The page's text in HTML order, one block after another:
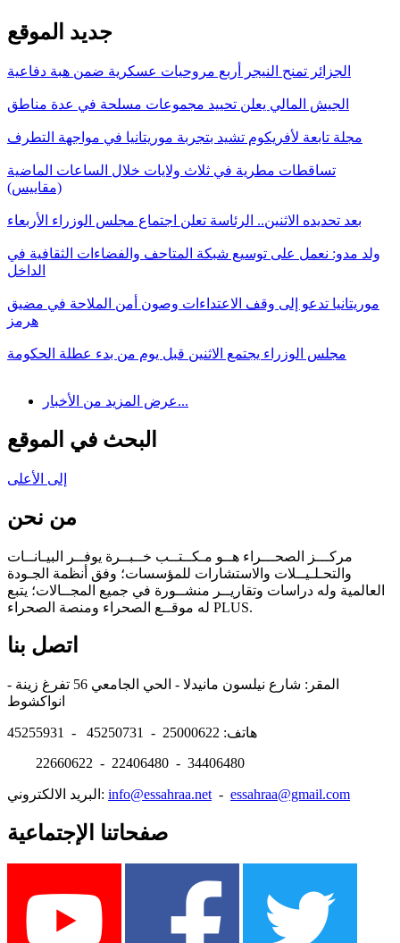
جديد الموقع
الجزائر تمنح النيجر أربع مروحيات عسكرية ضمن هبة دفاعية
الجيش المالي يعلن تحييد مجموعات مسلحة في عدة مناطق
مجلة تابعة لأفريكوم تشيد بتجربة موريتانيا في مواجهة التطرف
تساقطات مطرية في ثلاث ولايات خلال الساعات الماضية
(مقاييس)
بعد تحديده الاثنين.. الرئاسة تعلن اجتماع مجلس الوزراء الأربعاء
ولد مدو: نعمل على توسيع شبكة المتاحف والفضاءات الثقافية في
الداخل
موريتانيا تدعو إلى وقف الاعتداءات وصون أمن الملاحة في مضيق
هرمز
مجلس الوزراء يجتمع الاثنين قبل يوم من بدء عطلة الحكومة
عرض المزيد من الأخبار...
البحث في الموقع
إلى الأعلى
من نحن
مركـــز الصحـــراء هــو مـكــتــب خــبــرة يوفــر البيـانــات
والتحـلـيــلات والاستشارات للمؤسسات؛ وفق أنظمة الجـودة
العالمية وله دراسات وتقاريــر منشــورة في جميع المجــالات؛ يتبع
له موقــع الصحراء ومنصة الصحراء PLUS.
اتصل بنا
المقر: شارع نيلسون مانيدلا - الحي الجامعي 56 تفرغ زينة -
هاتف: 25000622 - 45250731 - 45255931
22660622 - 22406480 - 34406480
البريد الالكتروني: info@essahraa.net - essahraa@gmail.com
صفحاتنا الإجتماعية